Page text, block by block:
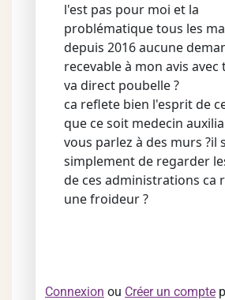
l'est pas pour moi et la
problématique tous les
depuis 2016 aucune
recevable à mon avis avec
va direct poubelle ?
ca reflete bien l'esprit de
que ce soit medecin
vous parlez à des murs ?il
simplement de regarder
de ces administrations ca
une froideur ?
Connexion ou Créer un compte